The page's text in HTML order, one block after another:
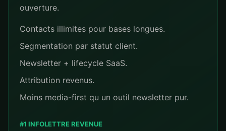
ouverture.
Contacts illimites pour bases longues.
Segmentation par statut client.
Newsletter + lifecycle SaaS.
Attribution revenus.
Moins media-first qu un outil newsletter pur.
#1 INFOLETTRE REVENUE